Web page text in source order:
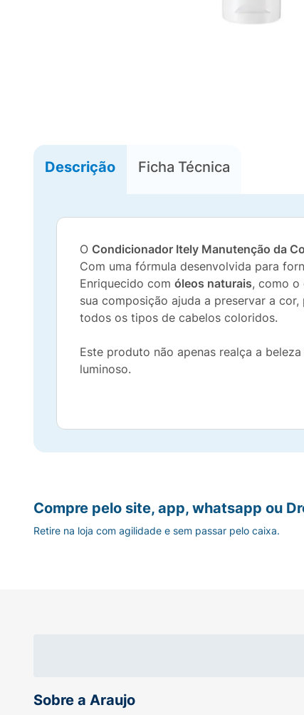
Descrição Ficha Técnica
O Condicionador Itely Manutenção da
Com uma fórmula desenvolvida para
Enriquecido com óleos naturais, como o
sua composição ajuda a preservar a
todos os tipos de cabelos coloridos.
Este produto não apenas realça a
luminoso.
Sobre a Araujo
Compre pelo site, app, whatsapp ou
Retire na loja com agilidade e sem passar pelo caixa.